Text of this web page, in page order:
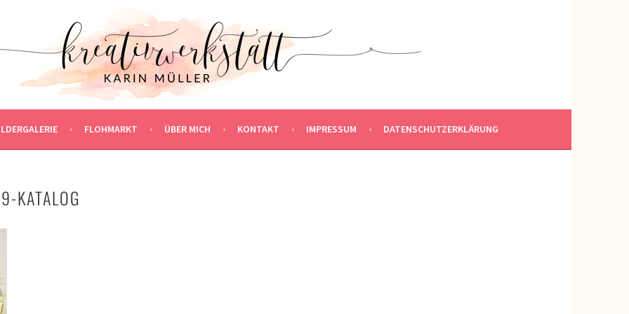
FLOHMARKT ÜBER MICH KONTAKT IMPRESSUM DATENSCHUTZERKLÄRUNG
KATALOG